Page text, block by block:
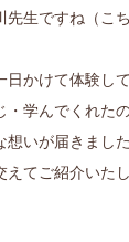
先生ですね（こ
かけて体験し
・学んでくれた
想いが届きまし
てご紹介いた